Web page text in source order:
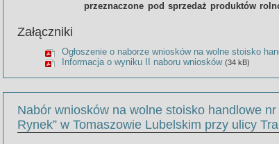
przeznaczone pod sprzedaż produktów
Załączniki
Ogłoszenie o naborze wniosków na wolne stoisko
Informacja o wyniku II naboru wniosków (34 kB)
Nabór wniosków na wolne stoisko handlowe nr
Rynek” w Tomaszowie Lubelskim przy ulicy